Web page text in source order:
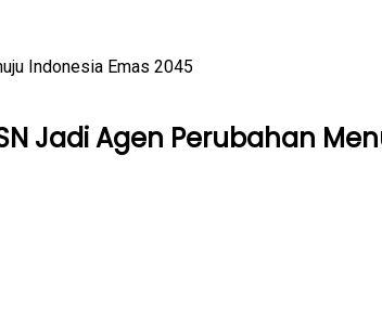
Indonesia Emas 2045
Jadi Agen Perubahan